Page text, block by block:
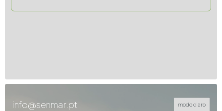
modo claro
info@senmar.pt